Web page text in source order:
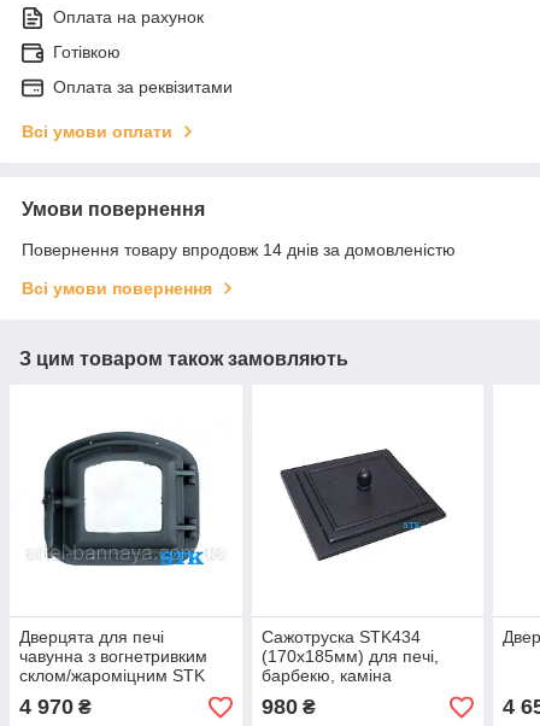
Оплата на рахунок
Готівкою
Оплата за реквізитами
Всі умови оплати
Умови повернення
Повернення товару впродовж 14 днів за домовленістю
Всі умови повернення
З цим товаром також замовляють
Дверцята для печі
чавунна з вогнетривким
склом/жароміцним STK
340х300мм для печі,
барбекю, каміна
4 970 ₴
Сажотруска STK434
(170х185мм) для печі,
барбекю, каміна
980₴ 4